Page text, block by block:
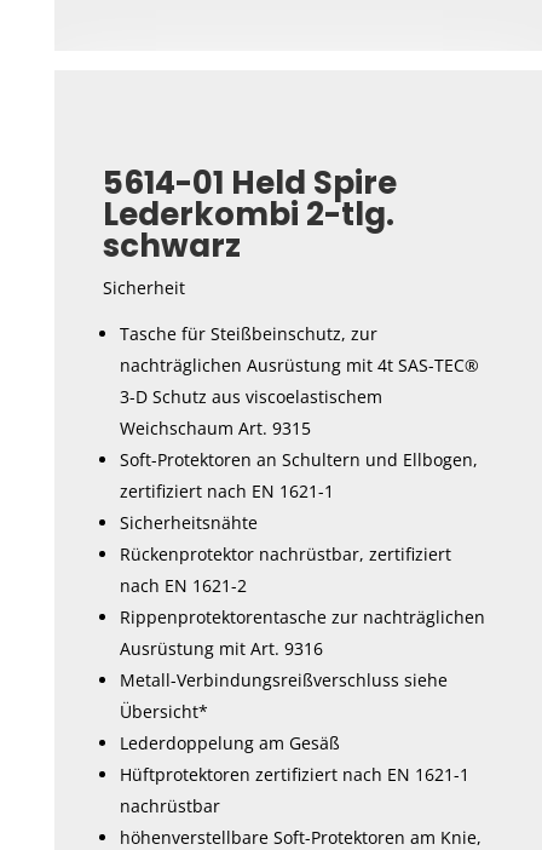
auf
der
Produktseite
gewählt
auf
der
5614-01 Held Spire
Lederkombi 2-tlg.
schwarz
Sicherheit
Tasche für Steißbeinschutz, zur
nachträglichen Ausrüstung mit 4t SAS-TEC®
3-D Schutz aus viscoelastischem
Weichschaum Art. 9315
Soft-Protektoren an Schultern und Ellbogen,
zertifiziert nach EN 1621-1
Sicherheitsnähte
Rückenprotektor nachrüstbar, zertifiziert
nach EN 1621-2
Rippenprotektorentasche zur nachträglichen
Ausrüstung mit Art. 9316
Metall-Verbindungsreißverschluss siehe
Übersicht*
Lederdoppelung am Gesäß
Hüftprotektoren zertifiziert nach EN 1621-1
nachrüstbar
höhenverstellbare Soft-Protektoren am Knie,